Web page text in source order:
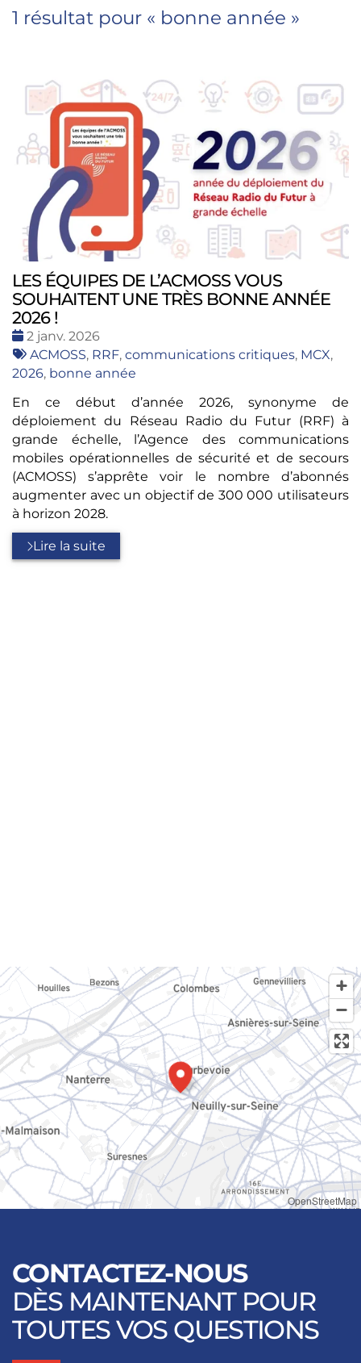
1 résultat pour « bonne année »
LES ÉQUIPES DE L’ACMOSS VOUS
SOUHAITENT UNE TRÈS BONNE ANNÉE
2026 !
Date
:
2 janv. 2026
Tags
:
ACMOSS, RRF, communications critiques, MCX,
2026, bonne année
En ce début d’année 2026, synonyme de
déploiement du Réseau Radio du Futur (RRF) à
grande échelle, l’Agence des communications
mobiles opérationnelles de sécurité et de secours
(ACMOSS) s’apprête voir le nombre d’abonnés
augmenter avec un objectif de 300 000 utilisateurs
à horizon 2028.
Lire la suite
OpenStreetMap
CONTACTEZ-NOUS
DÈS MAINTENANT POUR
TOUTES VOS QUESTIONS